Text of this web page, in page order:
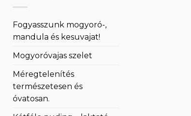
Fogyasszunk mogyoró-,
mandula és kesuvajat!
Mogyoróvajas szelet
Méregtelenítés
természetesen és
óvatosan.